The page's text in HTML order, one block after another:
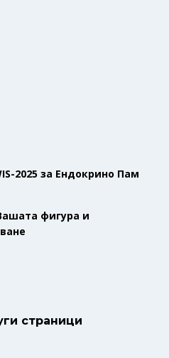
2025 за Ендокрино Пам
фигура и
страници